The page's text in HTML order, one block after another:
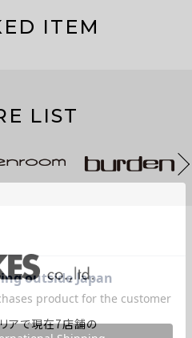
ITEM
LIST
アで現在7店舗の